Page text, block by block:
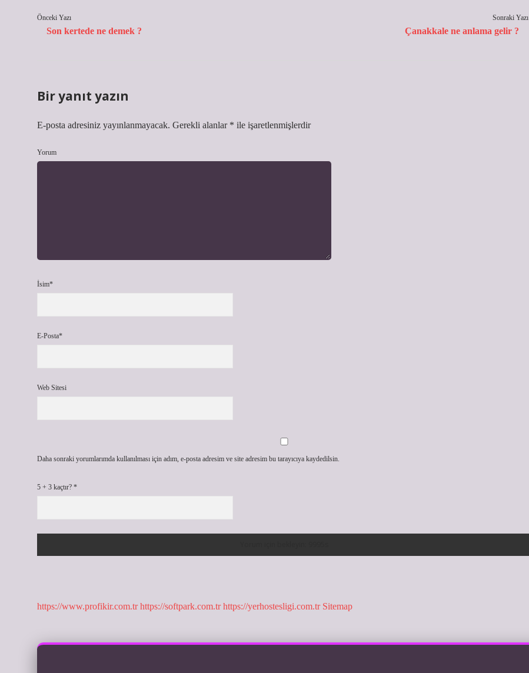
Önceki Yazı
Son kertede ne demek ?
Sonraki Yazı
Çanakkale ne anlama gelir ?
Bir yanıt yazın
E-posta adresiniz yayınlanmayacak. Gerekli alanlar * ile işaretlenmişlerdir
Yorum
İsim*
E-Posta*
Web Sitesi
Daha sonraki yorumlarımda kullanılması için adım, e-posta adresim ve site adresim bu tarayıcıya kaydedilsin.
5 + 3 kaçtır? *
https://www.profikir.com.tr https://softpark.com.tr https://yerhostesligi.com.tr Sitemap